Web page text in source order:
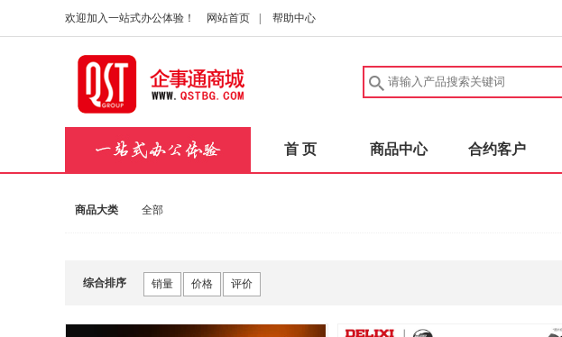
欢迎加入一站式办公体验！ 网站首页 帮助中心
首 页 商品中心 合约客户
商品大类 全部
综合排序 销量 价格 评价